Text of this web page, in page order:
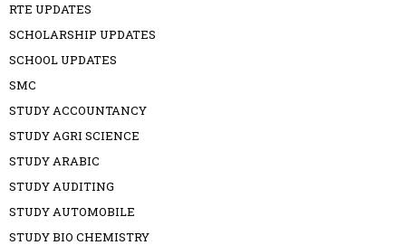
RTE UPDATES
SCHOLARSHIP UPDATES
SCHOOL UPDATES
SMC
STUDY ACCOUNTANCY
STUDY AGRI SCIENCE
STUDY ARABIC
STUDY AUDITING
STUDY AUTOMOBILE
STUDY BIO CHEMISTRY